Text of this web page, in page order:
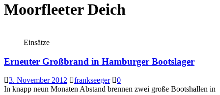
Moorfleeter Deich
Einsätze
Erneuter Großbrand in Hamburger Bootslager
3. November 2012 frankseeger
0
In knapp neun Monaten Abstand brennen zwei große Bootshallen in